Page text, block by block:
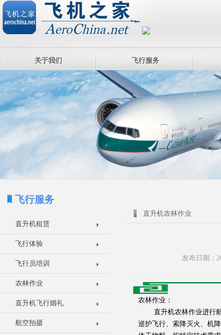
关于我们 飞行服务
飞行服务
直升机租赁
飞行体验
飞行员培训
农林作业
直升机飞行婚礼
航空拍摄
直升机农林作业
发布日期：
农林作业：
直升机农林作业进行航
巡护飞行、索降灭火、机